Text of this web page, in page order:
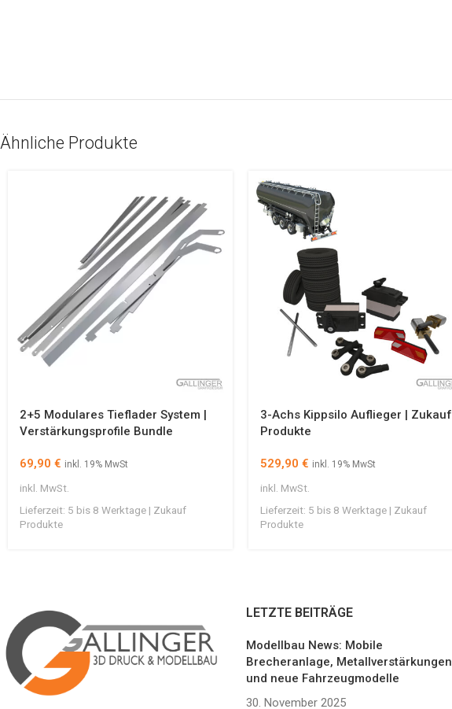
Ähnliche Produkte
2+5 Modulares Tieflader System |
Verstärkungsprofile Bundle
69,90 € inkl. 19% MwSt
inkl. MwSt.
Lieferzeit: 5 bis 8 Werktage | Zukauf
Produkte
3-Achs Kippsilo Auflieger | Zukauf
Produkte
529,90 € inkl. 19% MwSt
inkl. MwSt.
Lieferzeit: 5 bis 8 Werktage | Zukauf
Produkte
LETZTE BEITRÄGE
Modellbau News: Mobile
Brecheranlage, Metallverstärkungen
und neue Fahrzeugmodelle
30. November 2025